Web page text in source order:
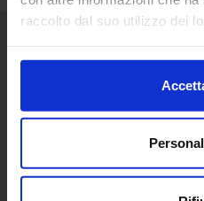
raccolto dal suo utilizzo dei
+ 39